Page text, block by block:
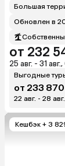
Большая
Обновлен в
от 232
25 авг. - 31
Выгодные
от 233
22 авг. - 28
Кешбэк + 3